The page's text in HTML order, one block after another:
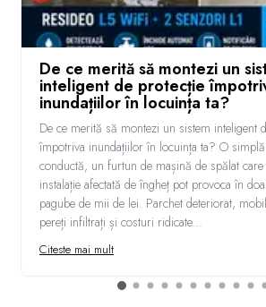
De ce merită să montezi un
inteligent de protecție
inundațiilor în locuința ta?
De ce merită să montezi un sistem inteligent
împotriva inundațiilor în locuința ta? O
conductă, un furtun de mașină de spălat
instalație afectată de îngheț pot provoca în
pagube de mii de lei. Parchet deteriorat,
pereți infiltrați și costuri ridicate...
Citeste mai mult